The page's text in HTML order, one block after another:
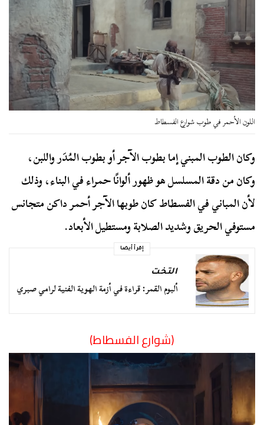
اللون الأحمر في طوب شوارع الفسطاط
وكان الطوب المبني إما بطوب الآجر أو بطوب المُدَر واللبن،
وكان من دقة المسلسل هو ظهور ألوانًا حمراء في البناء، وذلك
لأن المباني في الفسطاط كان طوبها الآجر أحمر داكن متجانس
مستوفي الحريق وشديد الصلابة ومستطيل الأبعاد.
إقرأ أيضا
التخت
ألبوم القمر: قراءة في أزمة الهوية الفنية لرامي صبري
(شوارع الفسطاط)